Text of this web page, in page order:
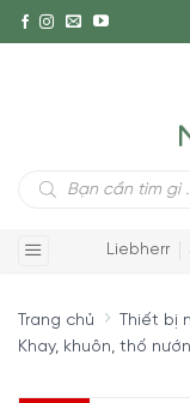
Tìm
kiếm
Liebherr
Trang chủ Thiết bị
Khay, khuôn, thố